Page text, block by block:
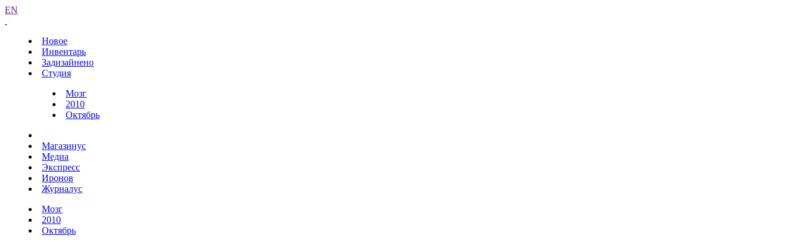
EN
Новое
Инвентарь
Задизайнено
Студия
Мозг
2010
Октябрь
Магазинус
Медиа
Экспресс
Иронов
Журналус
Мозг
2010
Октябрь